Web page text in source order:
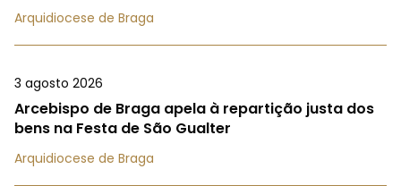
Arquidiocese de Braga
3 agosto 2026
Arcebispo de Braga apela à repartição justa dos
bens na Festa de São Gualter
Arquidiocese de Braga